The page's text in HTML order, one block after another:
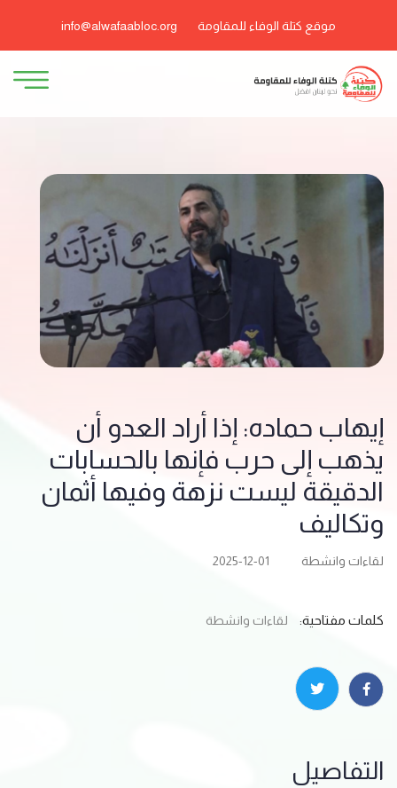
موقع كتلة الوفاء للمقاومة info@alwafaabloc.org
إيهاب حماده: إذا أراد العدو أن
يذهب إلى حرب فإنها بالحسابات
الدقيقة ليست نزهة ‏وفيها أثمان
وتكاليف
لقاءات وانشطة 2025-12-01
كلمات مفتاحية: لقاءات وانشطة
التفاصيل